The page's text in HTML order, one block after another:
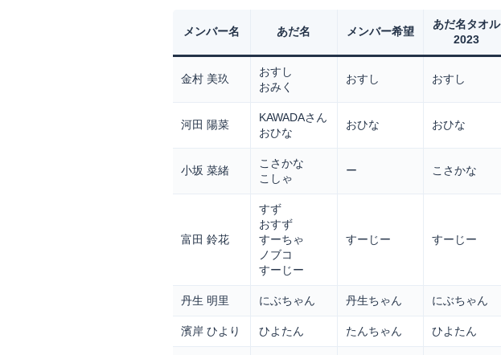
メンバー名 あだ名 メンバー希望
あだ名タオル
2023
金村 美玖
おすし
おみく
おすし おすし
河田 陽菜
KAWADAさん
おひな
おひな おひな
小坂 菜緒
こさかな
こしゃ
ー こさかな
富田 鈴花
すず
おすず
すーちゃ
ノブコ
すーじー
すーじー すーじー
丹生 明里 にぶちゃん 丹生ちゃん にぶちゃん
濱岸 ひより ひよたん たんちゃん ひよたん